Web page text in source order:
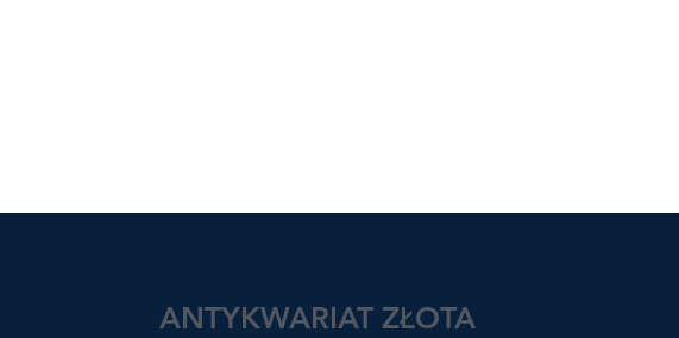
ANTYKWARIAT ZŁOTA